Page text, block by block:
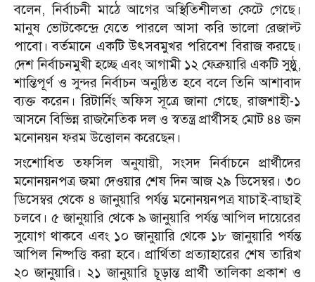
বলেন, নির্বাচনী মাঠে আগের অস্থিতিশীলতা কেটে গেছে।
মানুষ ভোটকেন্দ্রে যেতে পারলে আসা করি ভালো রেজাল্ট
পাবো। বর্তমানে একটি উৎসবমুখর পরিবেশ বিরাজ করছে।
দেশ নির্বাচনমুখী হচ্ছে এবং আগামী ১২ ফেব্রুয়ারি একটি সুষ্ঠু,
শান্তিপূর্ণ ও সুন্দর নির্বাচন অনুষ্ঠিত হবে বলে তিনি আশাবাদ
ব্যক্ত করেন। রিটার্নিং অফিস সূত্রে জানা গেছে, রাজশাহী-১
আসনে বিভিন্ন রাজনৈতিক দল ও স্বতন্ত্র প্রার্থীসহ মোট ৪৪ জন
মনোনয়ন ফরম উত্তোলন করেছেন।
সংশোধিত তফসিল অনুযায়ী, সংসদ নির্বাচনে প্রার্থীদের
মনোনয়নপত্র জমা দেওয়ার শেষ দিন আজ ২৯ ডিসেম্বর। ৩০
ডিসেম্বর থেকে ৪ জানুয়ারি পর্যন্ত মনোনয়নপত্র যাচাই-বাছাই
চলবে। ৫ জানুয়ারি থেকে ৯ জানুয়ারি পর্যন্ত আপিল দায়েরের
সুযোগ থাকবে এবং ১০ জানুয়ারি থেকে ১৮ জানুয়ারি পর্যন্ত
আপিল নিষ্পত্তি করা হবে। প্রার্থিতা প্রত্যাহারের শেষ তারিখ
২০ জানুয়ারি। ২১ জানুয়ারি চূড়ান্ত প্রার্থী তালিকা প্রকাশ ও